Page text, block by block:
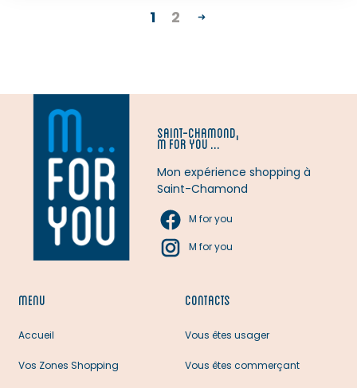
1 2
SAINT-CHAMOND,
M FOR YOU ...
Mon expérience shopping à
Saint-Chamond
M for you
M for you
MENU
Accueil
Vos Zones Shopping
CONTACTS
Vous êtes usager
Vous êtes commerçant